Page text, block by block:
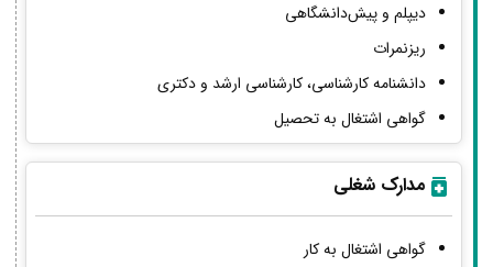
دیپلم و پیش‌دانشگاهی
ریزنمرات
دانشنامه کارشناسی، کارشناسی ارشد و دکتری
گواهی اشتغال به تحصیل
مدارک شغلی
گواهی اشتغال به کار